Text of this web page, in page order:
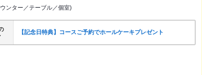
ンター／テーブル／個室)
【記念日特典】コースご予約でホールケーキプレゼント